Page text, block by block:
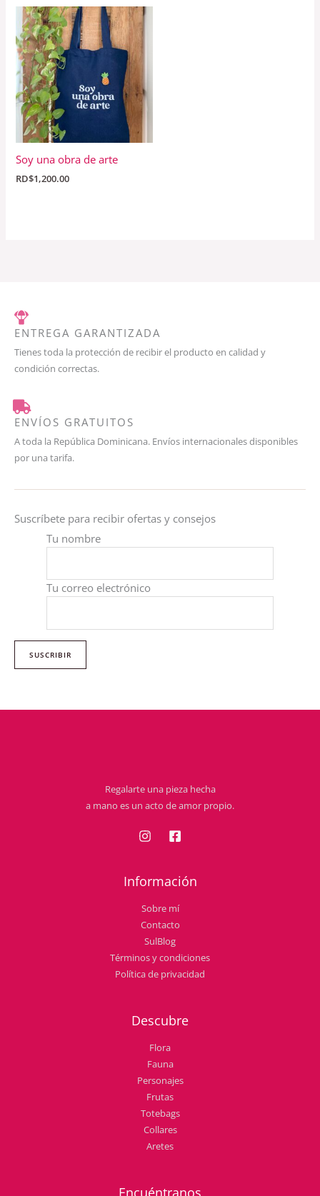
Soy una obra de arte
RD$1,200.00
ENTREGA GARANTIZADA
Tienes toda la protección de recibir el producto en calidad y
condición correctas.
ENVÍOS GRATUITOS
A toda la República Dominicana. Envíos internacionales disponibles
por una tarifa.
Suscríbete para recibir ofertas y consejos
Tu nombre
Tu correo electrónico
Regalarte una pieza hecha
a mano es un acto de amor propio.
Información
Sobre mí
Contacto
SulBlog
Términos y condiciones
Política de privacidad
Descubre
Flora
Fauna
Personajes
Frutas
Totebags
Collares
Aretes
Encuéntranos